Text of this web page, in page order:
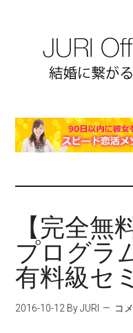
【完全無
プログラ
有料級セ
2016-10-12 By JURI コ